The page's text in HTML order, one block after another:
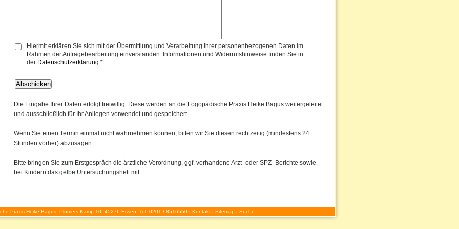
Hiermit erklären Sie sich mit der Übermittlung und Verarbeitung Ihrer personenbezogenen Daten im
Rahmen der Anfragebearbeitung einverstanden. Informationen und Widerrufshinweise finden Sie in
der Datenschutzerklärung *
Die Eingabe Ihrer Daten erfolgt freiwillig. Diese werden an die Logopädische Praxis Heike Bagus weitergeleitet
und ausschließlich für Ihr Anliegen verwendet und gespeichert.
Wenn Sie einen Termin einmal nicht wahrnehmen können, bitten wir Sie diesen rechtzeitig (mindestens 24
Stunden vorher) abzusagen.
Bitte bringen Sie zum Erstgespräch die ärztliche Verordnung, ggf. vorhandene Arzt- oder SPZ -Berichte sowie
bei Kindern das gelbe Untersuchungsheft mit.
Praxis Heike Bagus, Plümers Kamp 10, 45276 Essen, Tel: 0201 / 8516550 | Kontakt | Sitemap | Suche